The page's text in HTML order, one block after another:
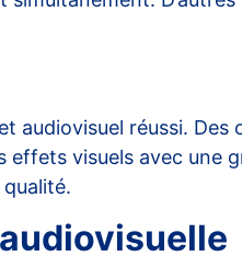
audiovisuel réussi. Des
visuels avec une